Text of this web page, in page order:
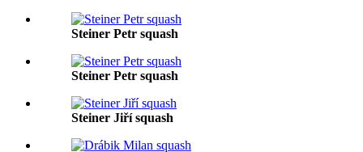
Steiner Petr squash
Steiner Petr squash
Steiner Jiří squash